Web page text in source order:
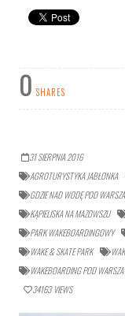
0 SHARES
31 SIERPNIA 2016
AGROTURYSTYKA JABŁONKA
GDZIE NAD WODĘ POD
KĄPIELISKA NA MAZOWSZU
PARK WAKEBOARDINGOWY
WAKE & SKATE PARK
WAKEBOARDING POD
34163 VIEWS